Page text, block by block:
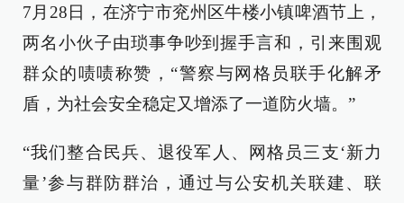
7月28日，在济宁市兖州区牛楼小镇啤酒节上，
两名小伙子由琐事争吵到握手言和，引来围观
群众的啧啧称赞，“警察与网格员联手化解矛
盾，为社会安全稳定又增添了一道防火墙。”
“我们整合民兵、退役军人、网格员三支‘新力
量’参与群防群治，通过与公安机关联建、联